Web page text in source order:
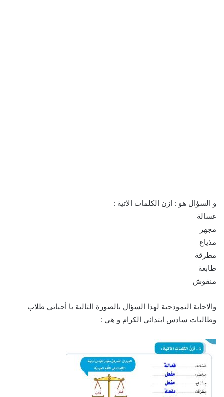
و السؤال هو : ازن الكلمات الاتية :
غسالة
مجهر
مذياع
مطرقة
طابعة
منقوش
والاجابة النموذجية لهذا السؤال بالصورة التالية يا أحبائي طلاب
وطالبات سادس ابتدائي الكرام و هي :